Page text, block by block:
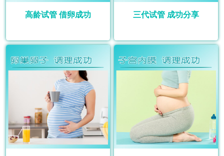
高龄试管 借卵成功 三代试管 成功分享